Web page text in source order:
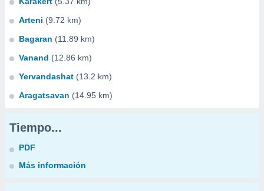
Arteni (9.72 km)
Bagaran (11.89 km)
Vanand (12.86 km)
Yervandashat (13.2 km)
Aragatsavan (14.95 km)
Tiempo...
PDF
Más información